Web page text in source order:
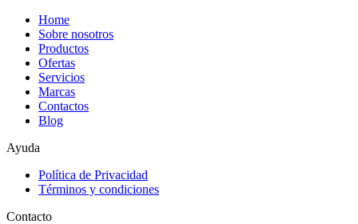
Home
Sobre nosotros
Productos
Ofertas
Servicios
Marcas
Contactos
Blog
Ayuda
Política de Privacidad
Términos y condiciones
Contacto